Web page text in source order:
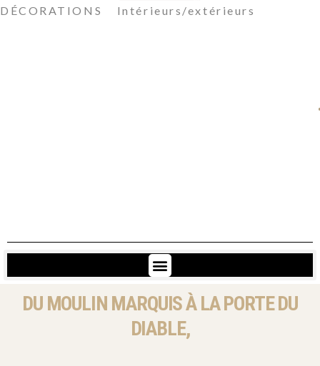
DÉCORATIONS Intérieurs/extérieurs
DU MOULIN MARQUISÀ LA PORTE DU
DIABLE,